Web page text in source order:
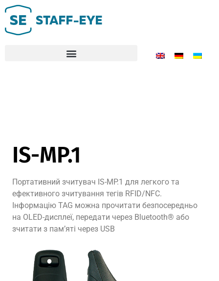
IS-MP.1
Портативний зчитувач IS-MP.1 для легкого та
ефективного зчитування тегів RFID/NFC.
Інформацію TAG можна прочитати безпосередньо
на OLED-дисплеї, передати через Bluetooth® або
зчитати з пам’яті через USB